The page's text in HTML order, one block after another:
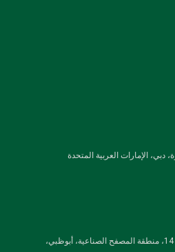
دبي، الإمارات العربية المتحدة
مكتب 6، 4 شارع النحل، قطاع رقم م 14، منطقة المصفح الصناعية، أبوظبي،